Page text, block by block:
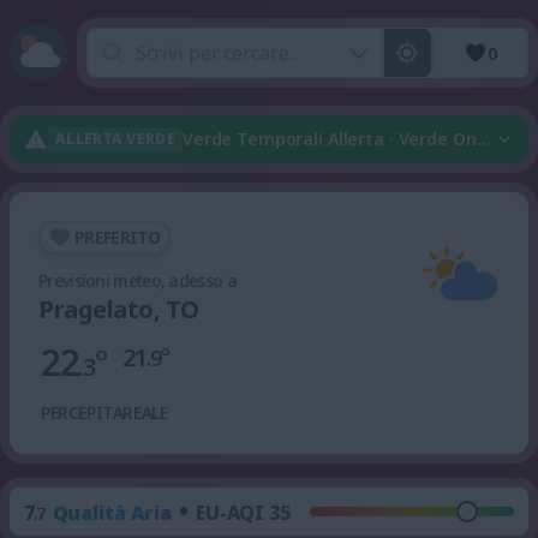
0
ALLERTA VERDE Verde Temporali Allerta · Verde Onda Di
Pragelato, TO
22.3°
PERCEPITA
21.9°
REALE
7.7 Qualità Aria • EU-AQI 35